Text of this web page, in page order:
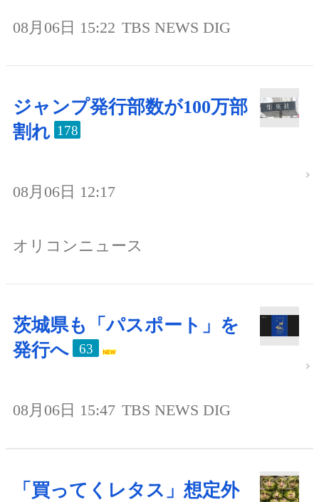
08月06日 15:22 TBS NEWS DIG
ジャンプ発行部数が100万部
割れ 178
08月06日 12:17
オリコンニュース
茨城県も「パスポート」を
発行へ
63
08月06日 15:47 TBS NEWS DIG
「買ってくレタス」想定外